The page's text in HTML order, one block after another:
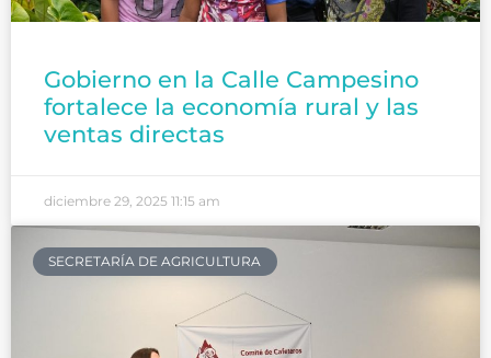
Gobierno en la Calle Campesino
fortalece la economía rural y las
ventas directas
diciembre 29, 2025 11:15 am
SECRETARÍA DE AGRICULTURA